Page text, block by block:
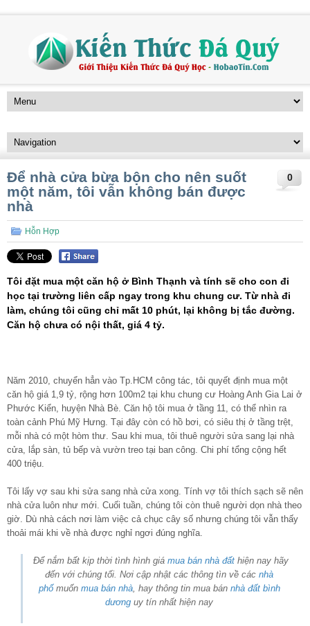
0
Để nhà cửa bừa bộn cho nên suốt
một năm, tôi vẫn không bán được
nhà
Hỗn Hợp
Tôi đặt mua một căn hộ ở Bình Thạnh và tính sẽ cho con đi
học tại trường liên cấp ngay trong khu chung cư. Từ nhà đi
làm, chúng tôi cũng chỉ mất 10 phút, lại không bị tắc đường.
Căn hộ chưa có nội thất, giá 4 tỷ.
Năm 2010, chuyển hẳn vào Tp.HCM công tác, tôi quyết định mua một
căn hộ giá 1,9 tỷ, rộng hơn 100m2 tại khu chung cư Hoàng Anh Gia Lai ở
Phước Kiển, huyện Nhà Bè. Căn hộ tôi mua ở tầng 11, có thể nhìn ra
toàn cảnh Phú Mỹ Hưng. Tại đây còn có hồ bơi, có siêu thị ở tầng trệt,
mỗi nhà có một hòm thư. Sau khi mua, tôi thuê người sửa sang lại nhà
cửa, lắp sàn, tủ bếp và vườn treo tại ban công. Chi phí tổng cộng hết
400 triệu.
Tôi lấy vợ sau khi sửa sang nhà cửa xong. Tính vợ tôi thích sạch sẽ nên
nhà cửa luôn như mới. Cuối tuần, chúng tôi còn thuê người dọn nhà theo
giờ. Dù nhà cách nơi làm việc cả chục cây số nhưng chúng tôi vẫn thấy
thoải mái khi về nhà được nghỉ ngơi đúng nghĩa.
Để nắm bất kịp thời tình hình giá mua bán nhà đấthiện nay hãy
đến với chúng tối. Nơi cập nhật các thông tìn về các nhà
phốmuốn mua bán nhà, hay thông tin mua bán nhà đất bình
dương uy tín nhất hiện nay